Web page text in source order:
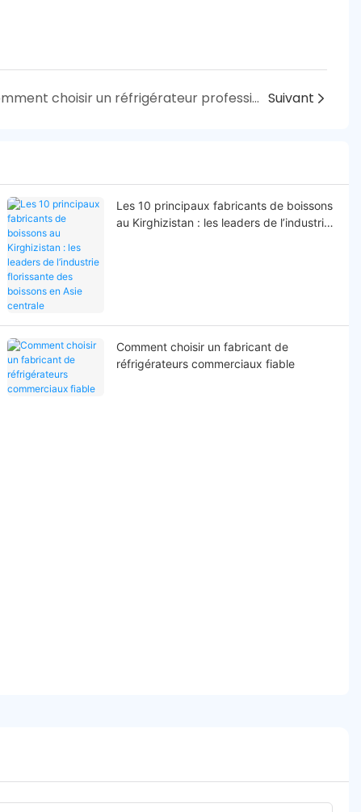
Savez-vous vraiment comment choisir un réfrigérateur professionnel ? Suivant
Les 10 principaux fabricants de boissons
au Kirghizistan : les leaders de l’industrie
Comment choisir un fabricant de
réfrigérateurs commerciaux fiable